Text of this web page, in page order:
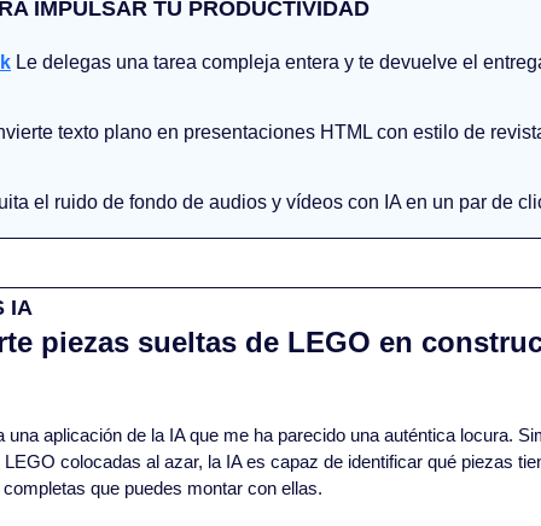
IMPULSAR TU PRODUCTIVIDAD
Le delegas una tarea compleja entera y te devuelve el
texto plano en presentaciones HTML con estilo de
el ruido de fondo de audios y vídeos con IA en un par de
IA
piezas sueltas de LEGO en
aplicación de la IA que me ha parecido una auténtica locura.
colocadas al azar, la IA es capaz de identificar qué piezas
que puedes montar con ellas.